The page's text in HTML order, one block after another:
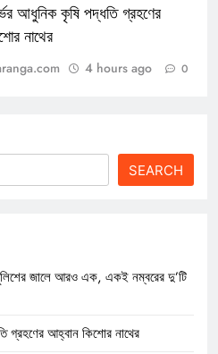
আধুনিক কৃষি পদ্ধতি গ্রহণের
নাথের
4 hours ago 0
SEARCH
জালে আরও এক, একই নম্বরের দু’টি
গ্রহণের আহ্বান কিশোর নাথের